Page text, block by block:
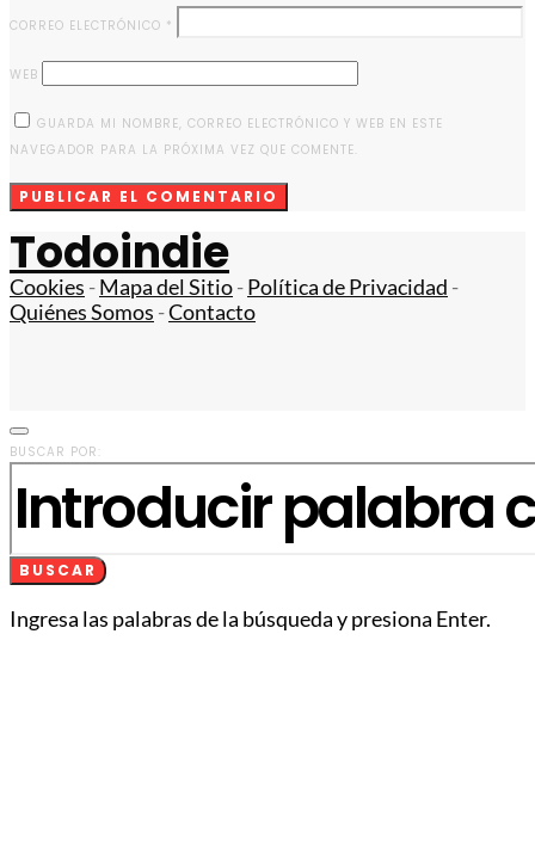
CORREO ELECTRÓNICO *
WEB
GUARDA MI NOMBRE, CORREO ELECTRÓNICO Y WEB EN ESTE
NAVEGADOR PARA LA PRÓXIMA VEZ QUE COMENTE.
Todoindie
Cookies -Mapa del Sitio-Política de Privacidad -
Quiénes Somos -Contacto
BUSCAR POR:
BUSCAR
Ingresa las palabras de la búsqueda y presiona Enter.